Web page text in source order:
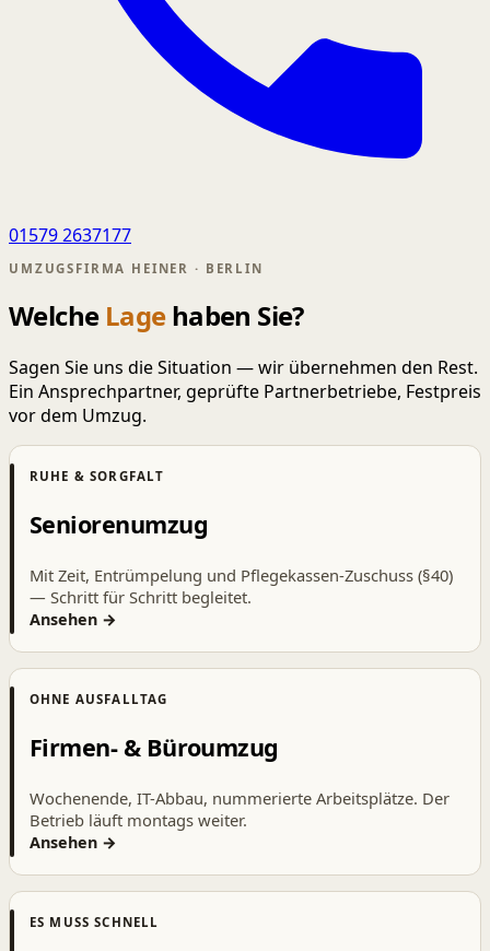
01579 2637177
UMZUGSFIRMA HEINER · BERLIN
Welche Lagehaben Sie?
Sagen Sie uns die Situation — wir übernehmen den Rest.
Ein Ansprechpartner, geprüfte Partnerbetriebe, Festpreis
vor dem Umzug.
RUHE & SORGFALT
Seniorenumzug
Mit Zeit, Entrümpelung und Pflegekassen-Zuschuss (§40)
— Schritt für Schritt begleitet.
Ansehen →
OHNE AUSFALLTAG
Firmen- & Büroumzug
Wochenende, IT-Abbau, nummerierte Arbeitsplätze. Der
Betrieb läuft montags weiter.
Ansehen →
ES MUSS SCHNELL